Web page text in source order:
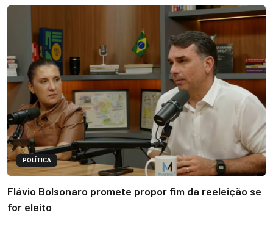
POLÍTICA
Flávio Bolsonaro promete propor fim da reeleição se
for eleito